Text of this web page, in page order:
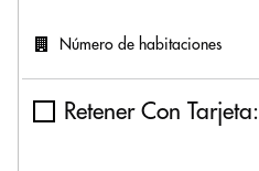
Número de habitaciones
Retener Con Tarjeta: